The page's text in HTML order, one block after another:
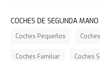
COCHES DE SEGUNDA
Coches Pequeños
Coches Familiar Coches